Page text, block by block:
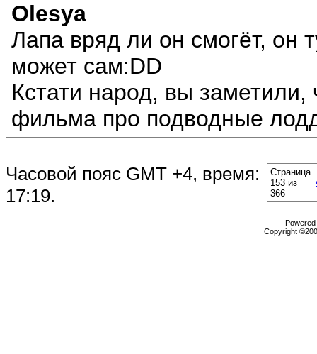
Olesya
Лапа вряд ли он смогёт, он
может сам:DD
Кстати народ, вы
фильма про подводные
Часовой пояс GMT +4, время:
17:19.
Страница
153 из
366
Copyright